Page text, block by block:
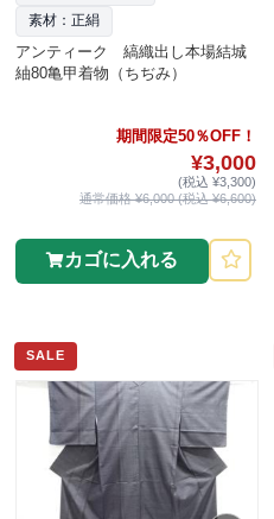
素材：正絹
アンティーク 縞織出し本場結城
紬80亀甲着物（ちぢみ）
期間限定50％OFF！
¥3,000
(税込 ¥3,300)
通常価格 ¥6,000 (税込 ¥6,600)
カゴに入れる
SALE